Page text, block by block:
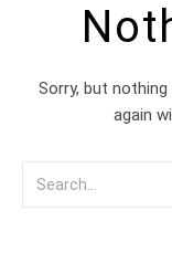
Sorry, but
again